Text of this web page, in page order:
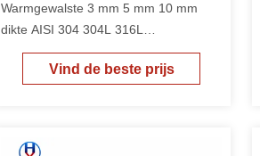
Warmgewalste 3 mm 5 mm 10 mm
dikte AISI 304 304L 316L
roestvrijstalen plaat
Vind de beste prijs